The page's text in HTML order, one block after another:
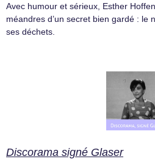
Avec humour et sérieux, Esther
méandres d’un secret bien gardé : le
ses déchets.
Discorama signé Glaser